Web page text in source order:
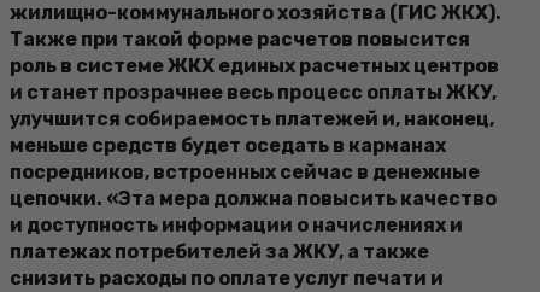
жилищно-коммунального хозяйства (ГИС ЖКХ).
Также при такой форме расчетов повысится
роль в системе ЖКХ единых расчетных центров
и станет прозрачнее весь процесс оплаты ЖКУ,
улучшится собираемость платежей и, наконец,
меньше средств будет оседать в карманах
посредников, встроенных сейчас в денежные
цепочки. «Эта мера должна повысить качество
и доступность информации о начислениях и
платежах потребителей за ЖКУ, а также
снизить расходы по оплате услуг печати и